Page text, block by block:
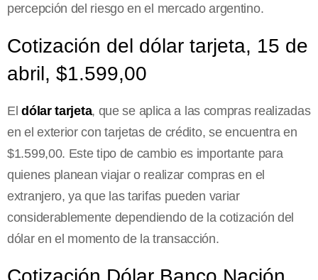
percepción del riesgo en el mercado argentino.
Cotización del dólar tarjeta, 15 de
abril, $1.599,00
Eldólar tarjeta, que se aplica a las compras realizadas
en el exterior con tarjetas de crédito, se encuentra en
$1.599,00. Este tipo de cambio es importante para
quienes planean viajar o realizar compras en el
extranjero, ya que las tarifas pueden variar
considerablemente dependiendo de la cotización del
dólar en el momento de la transacción.